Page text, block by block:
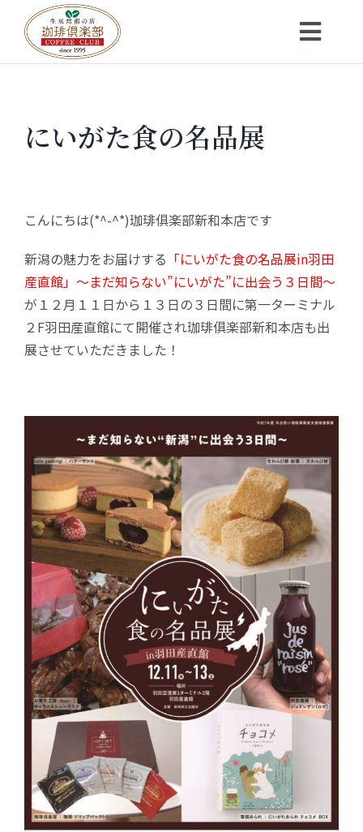
content
お知らせ
珈琲豆・特選ギフト
店舗一覧
お問合せ
にいがた食の名品展
こんにちは(*^-^*)珈琲俱楽部新和本店です
新潟の魅力をお届けする 「にいがた食の名品展in羽田
産直館」～まだ知らない”にいがた”に出会う３日間～
が１２月１１日から１３日の３日間に第一ターミナル
２F羽田産直館にて開催され珈琲俱楽部新和本店も出
展させていただきました！